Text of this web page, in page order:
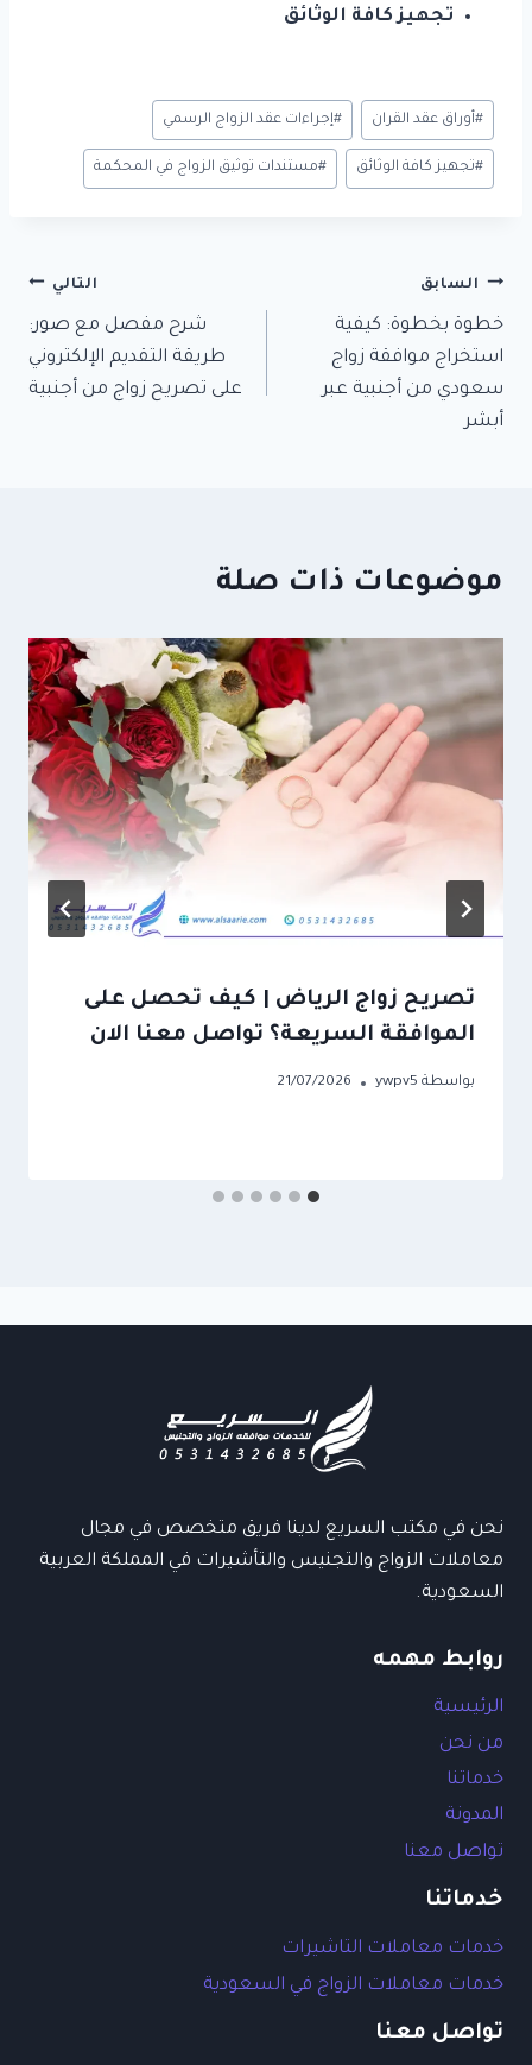
تجهيز كافة الوثائق
وسوم
المقال:
#أوراق عقد القران #إجراءات عقد الزواج الرسمي
#تجهيز كافة الوثائق #مستندات توثيق الزواج في المحكمة
تصفّح
المقالات
السابق
خطوة بخطوة: كيفية
استخراج موافقة زواج
سعودي من أجنبية عبر
أبشر
التالي
شرح مفصل مع صور:
طريقة التقديم الإلكتروني
على تصريح زواج من أجنبية
موضوعات ذات صلة
تصريح زواج الرياض | كيف تحصل على
الموافقة السريعة؟ تواصل معنا الان
بواسطة ywpv5
21/07/2026
نحن في مكتب السريع لدينا فريق متخصص في مجال
معاملات الزواج والتجنيس والتأشيرات في المملكة العربية
السعودية.
روابط مهمه
الرئيسية
من نحن
خدماتنا
المدونة
تواصل معنا
خدماتنا
خدمات معاملات التاشيرات
خدمات معاملات الزواج في السعودية
تواصل معنا